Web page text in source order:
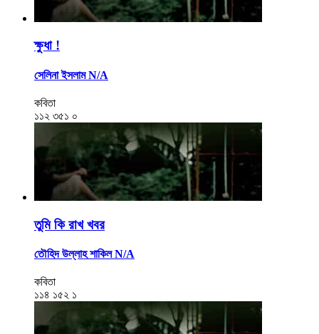
ক্ষুধা !
সেলিনা ইসলাম N/A
কবিতা
১১২ ৩৫১ ০
তুমি কি রাখ খবর
তৌহিদ উল্লাহ শাকিল N/A
কবিতা
১১৪ ১৫২ ১